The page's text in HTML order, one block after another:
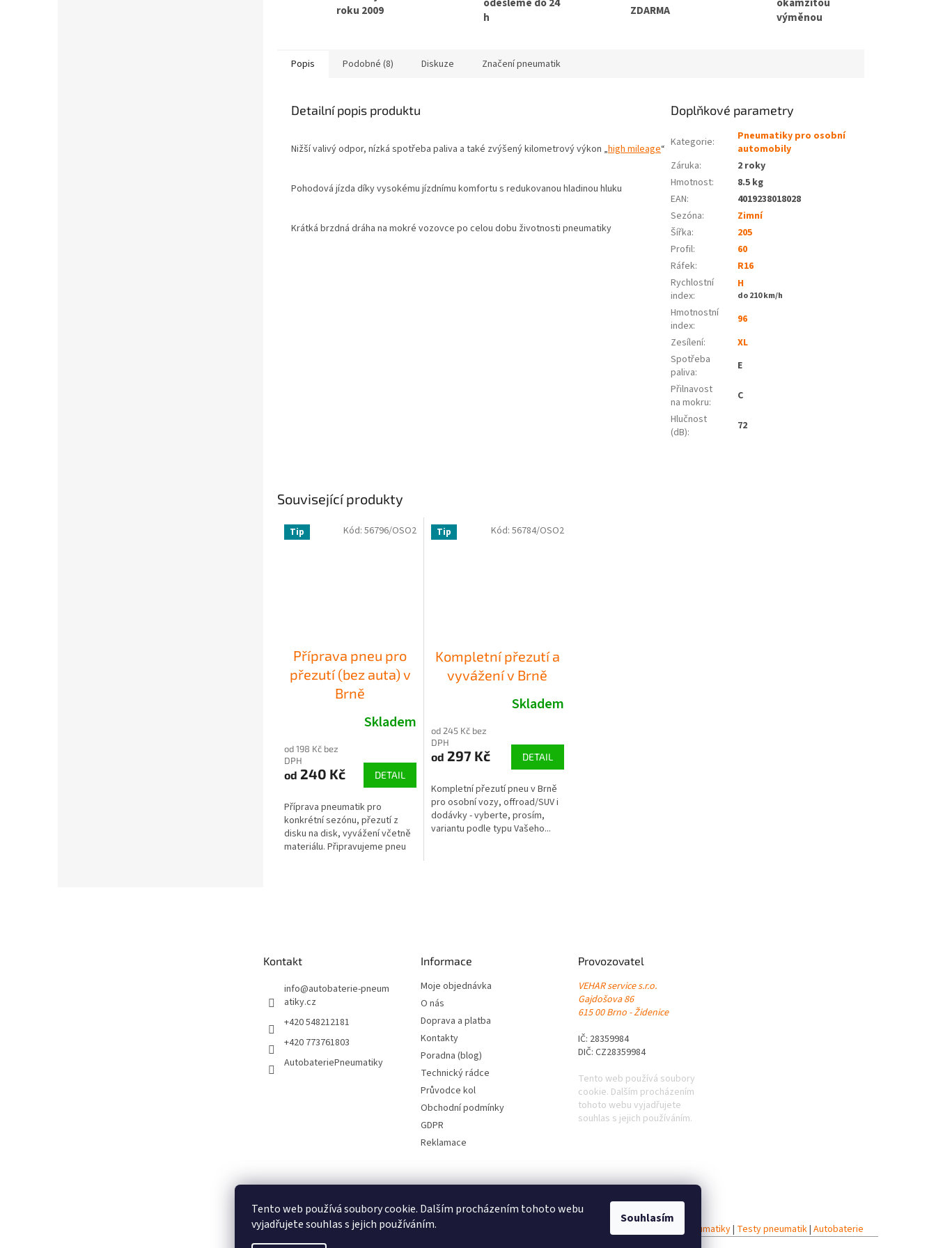
Tento web používá soubory cookie. Dalším procházením tohoto webu
vyjadřujete souhlas s jejich používáním.
Souhlasím
roku 2009
h
ZDARMA
výměnou
Související produkty
Tip
Příprava pneu pro
přezutí (bez auta) v
Brně
Skladem
od 198 Kč bez
DPH
od 240 Kč DETAIL
Příprava pneumatik pro
konkrétní sezónu, přezutí z
disku na disk, vyvážení včetně
materiálu. Připravujeme pneu
Kód: 56796/OSO2 Tip
Kompletní přezutí a
vyvážení v Brně
Skladem
od 245 Kč bez
DPH
od 297 Kč DETAIL
Kompletní přezutí pneu v Brně
pro osobní vozy, offroad/SUV i
dodávky - vyberte, prosím,
variantu podle typu Vašeho...
Kód: 56784/OSO2
Popis Podobné (8) Diskuze Značení pneumatik
Detailní popis produktu
Nižší valivý odpor, nízká spotřeba paliva a také zvýšený kilometrový výkon „high mileage“
Pohodová jízda díky vysokému jízdnímu komfortu s redukovanou hladinou hluku
Krátká brzdná dráha na mokré vozovce po celou dobu životnosti pneumatiky
Doplňkové parametry
Kategorie:
Pneumatiky pro osobní
automobily
Záruka:
2 roky
Hmotnost:
8.5 kg
EAN:
4019238018028
Sezóna:
Zimní
Šířka:
205
Profil:
60
Ráfek:
R16
Rychlostní
index:
H
do 210 km/h
Hmotnostní
index:
96
Zesílení:
XL
Spotřeba
paliva:
E
Přilnavost
na mokru:
C
Hlučnost
(dB): 72
Kontakt
info@autobaterie-pneum
atiky.cz
+420 548212181
+420 773761803
AutobateriePneumatiky
Informace
Moje objednávka
O nás
Doprava a platba
Kontakty
Poradna (blog)
Technický rádce
Průvodce kol
Obchodní podmínky
GDPR
Reklamace
Provozovatel
VEHAR service s.r.o.
Gajdošova 86
615 00 Brno - Židenice
IČ: 28359984
DIČ: CZ28359984
Tento web používá soubory
cookie. Dalším procházením
tohoto webu vyjadřujete
souhlas s jejich používáním.
Pneumatiky|Levné pneumatiky s dopravou zdarma Zimní pneumatiky Celoroční pneumatiky| Testy pneumatik| Autobaterie